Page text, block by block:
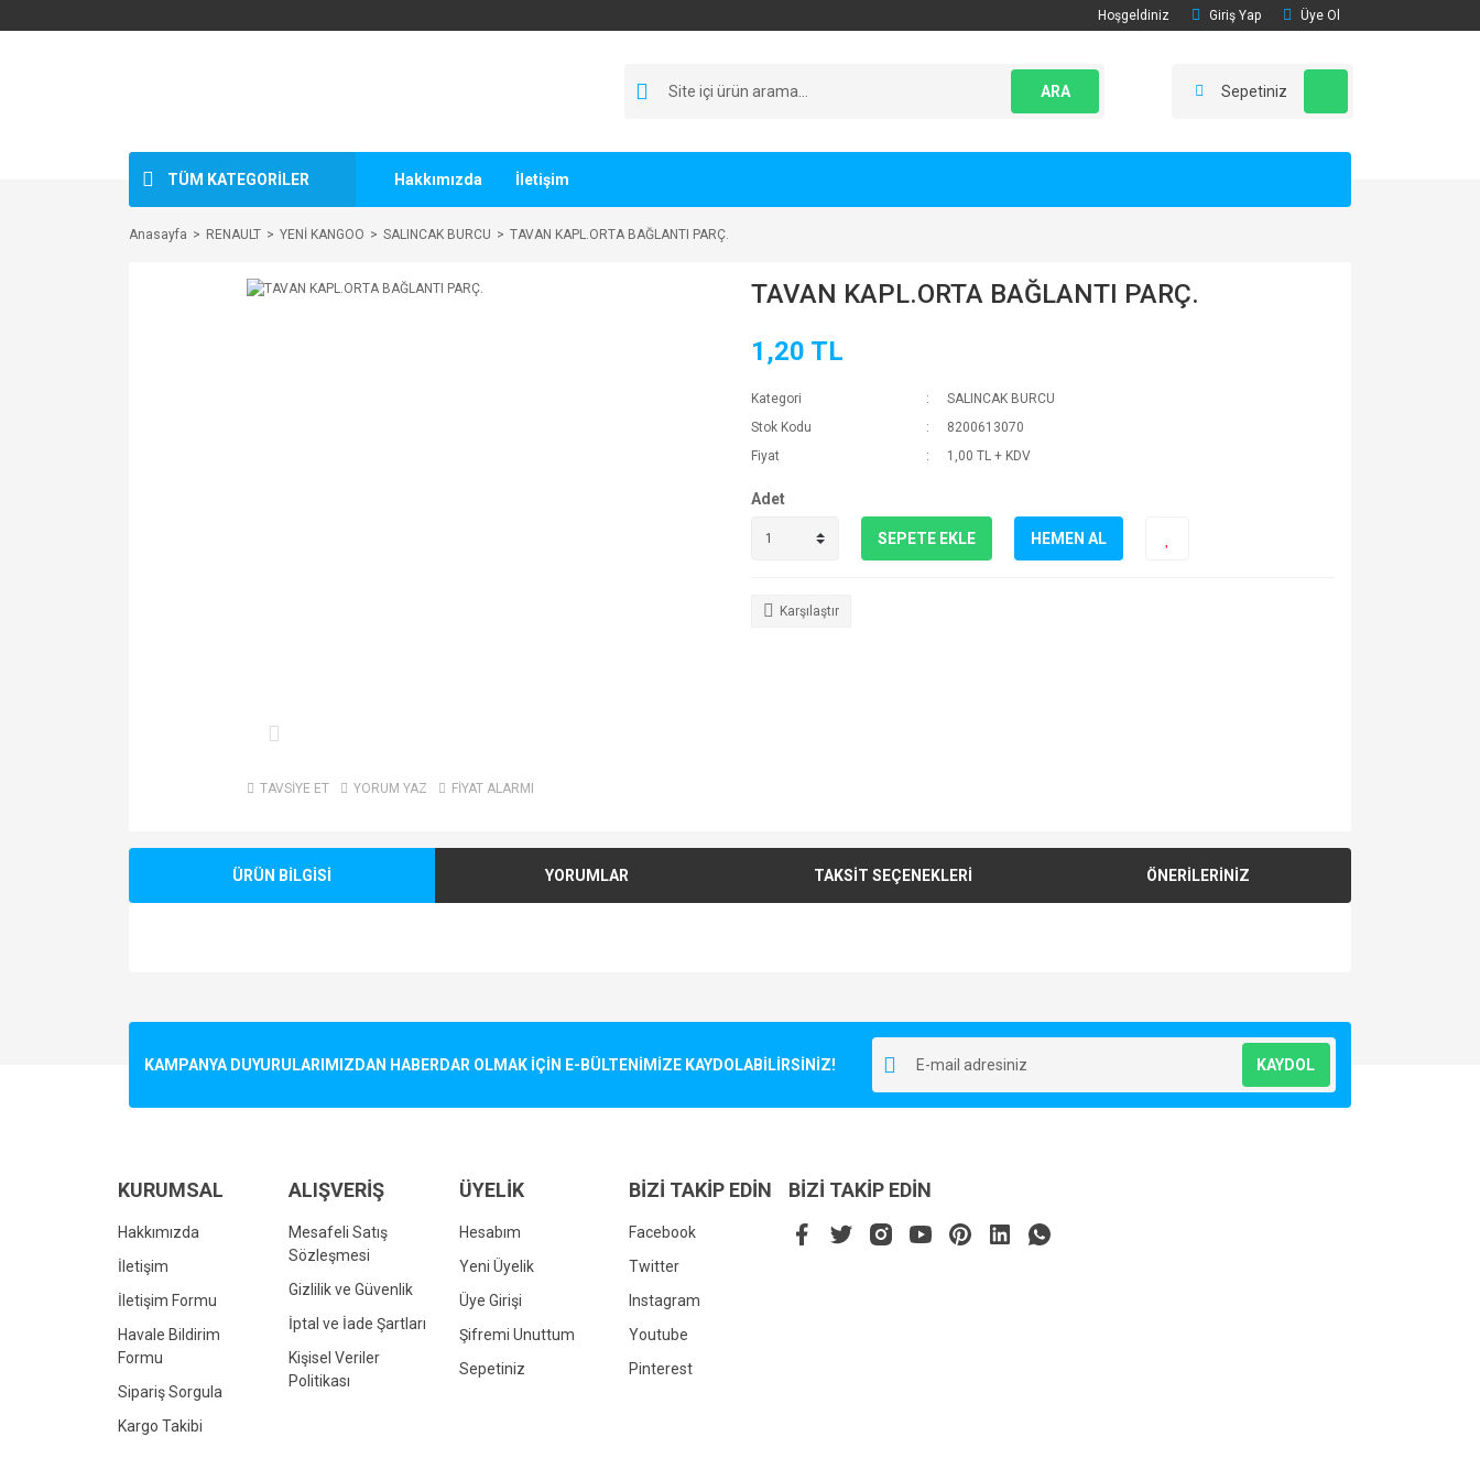
Hoşgeldiniz Giriş Yap Üye Ol
ARA Sepetiniz
TÜM KATEGORİLER Hakkımızda İletişim
Anasayfa RENAULT YENİ KANGOO SALINCAK BURCU TAVAN KAPL.ORTA BAĞLANTI PARÇ.
TAVSİYE ET YORUM YAZ FİYAT ALARMI
TAVAN KAPL.ORTA BAĞLANTI PARÇ.
1,20 TL
Kategori
SALINCAK BURCU
Stok Kodu
8200613070
Fiyat
1,00 TL + KDV
Adet
SEPETE EKLE HEMEN AL
Karşılaştır
ÜRÜN BİLGİSİ YORUMLAR TAKSİT SEÇENEKLERİ ÖNERİLERİNİZ
Ürün resmi kalitesiz, bozuk veya görüntülenemiyor.
Bu ürüne benzer farklı alternatifler olmalı.
KAMPANYA DUYURULARIMIZDAN HABERDAR OLMAK İÇİN E-BÜLTENİMİZE KAYDOLABİLİRSİNİZ! KAYDOL
KURUMSAL
Hakkımızda
İletişim
İletişim Formu
Havale Bildirim
Formu
Sipariş Sorgula
Kargo Takibi
ALIŞVERİŞ
Mesafeli Satış
Sözleşmesi
Gizlilik ve Güvenlik
İptal ve İade Şartları
Kişisel Veriler
Politikası
ÜYELİK
Hesabım
Yeni Üyelik
Üye Girişi
Şifremi Unuttum
Sepetiniz
BİZİ TAKİP EDİN
Facebook
Twitter
Instagram
Youtube
Pinterest
BİZİ TAKİP EDİN